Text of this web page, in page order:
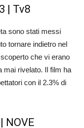
| Tv8
sono stati messi
tornare indietro nel
che vi erano
mai rivelato. Il film ha
con il 2.3% di